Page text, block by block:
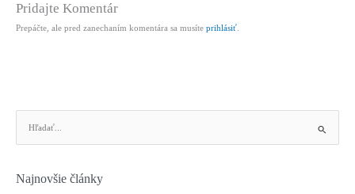
Pridajte Komentár
Prepáčte, ale pred zanechaním komentára sa musíte prihlásiť
aNajnovšie články